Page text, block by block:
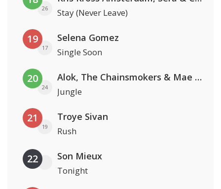
26 Stay (Never Leave)
19
17
Selena Gomez
Single Soon
20
24
Alok, The Chainsmokers & Mae Stephens
Jungle
21
19
Troye Sivan
Rush
22 Son Mieux
Tonight